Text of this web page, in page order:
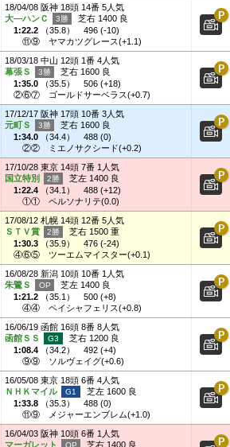
18/04/08 阪神 18頭 14番 5人気
大―ハンＣ
芝右 1400 良
1:22.2 （35.8）
496 (-10)
⑪⑨
ヤマカツグレース(+1.1)
18/03/18 中山 12頭 1番 4人気
幕張Ｓ
芝右 1600 良
1:35.0 （35.5）
506 (+18)
②⑥⑦
ゴールドサーベラス(+0.7)
17/12/17 阪神 17頭 10番 3人気
元町Ｓ
芝右 1600 良
1:34.0 （34.4）
488 (0)
②②
ミエノサクシード(+0.2)
17/10/28 東京 14頭 7番 1人気
国立特別
芝左 1400 良
1:22.4 （34.1 ）
488 (+12)
①①
ペルソナリテ(0.0)
17/08/12 札幌 14頭 12番 5人気
ＳＴＶ賞
芝右 1500 重
1:30.3 （35.9）
476 (-24)
④⑥⑤
ツーエムマイスター(+0.1)
16/08/28 新潟 10頭 10番 1人気
朱鷺Ｓ
芝左 1400 良
1:21.2 （35.1 ）
500 (+8)
④④
ペイシャフェリス(+0.8)
16/06/19 函館 16頭 8番 8人気
函館ＳＳ
芝右 1200 良
1:08.4 （34.2）
492 (+4)
⑨⑨
ソルヴェイグ(+0.6)
16/05/08 東京 18頭 6番 4人気
ＮＨＫマイル
芝左 1600 良
1:33.8 （35.3）
488 (0)
⑪⑨
メジャーエンブレム(+1.0)
16/04/03 阪神 10頭 6番 1人気
マーガレット
芝右 1400 良